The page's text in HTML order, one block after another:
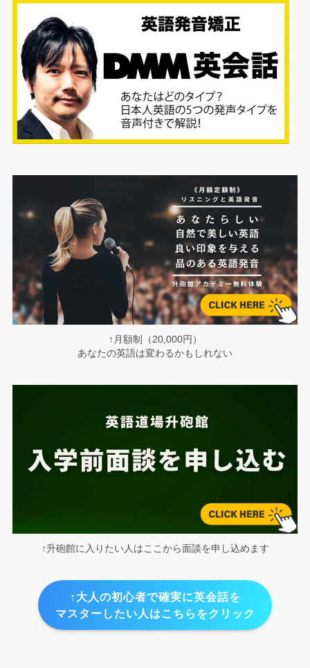
↑月額制（20,000円）
あなたの英語は変わるかもしれない
↑升砲館に入りたい人はここから面談を申し込めます
↑大人の初心者で確実に英会話を
マスターしたい人はこちらをクリック